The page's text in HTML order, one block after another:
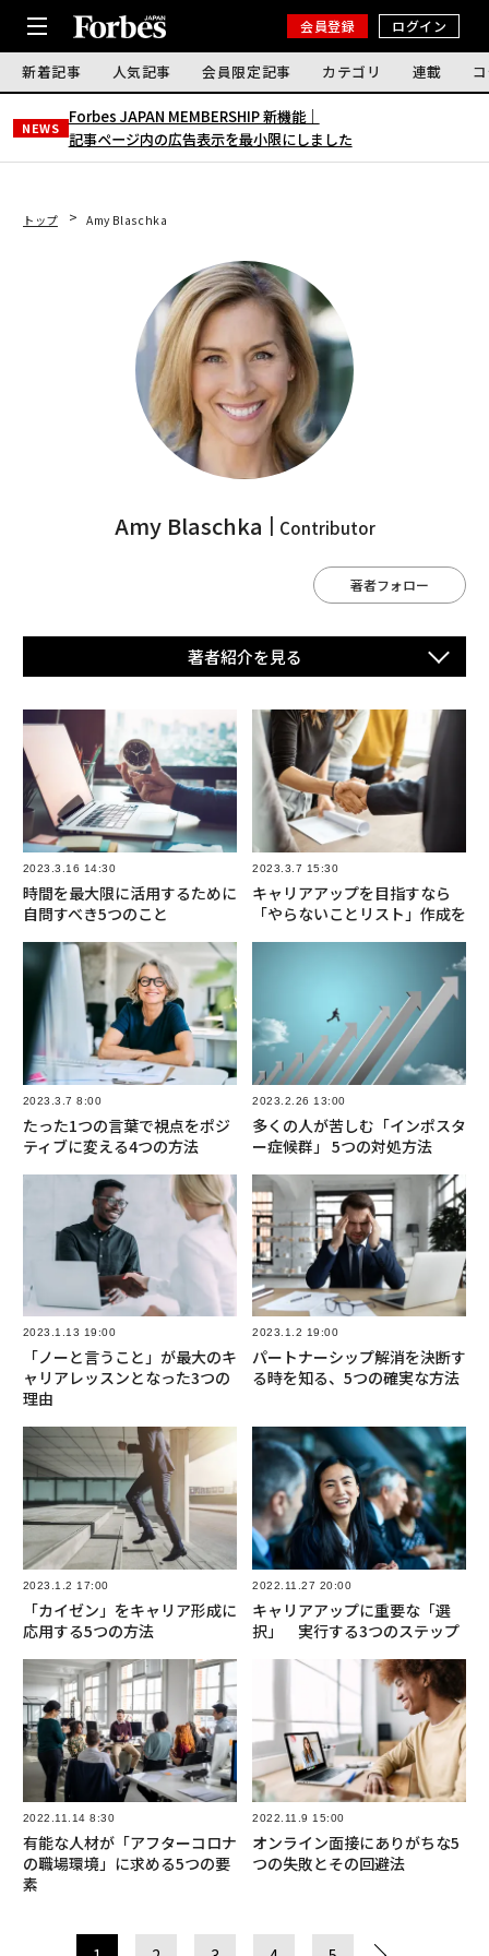
会員登録 ログイン
新着記事 人気記事 会員限定記事 カテゴリ 連載
NEWS
Forbes JAPAN MEMBERSHIP 新機能｜
記事ページ内の広告表示を最小限にしました
トップ Amy Blaschka
Amy Blaschka Contributor
著者フォロー
著者紹介を⾒る
2023.3.16 14:30
時間を最大限に活用するために
自問すべき5つのこと
2023.3.7 15:30
キャリアアップを目指すなら
「やらないことリスト」作成を
2023.3.7 8:00
たった1つの言葉で視点をポジ
ティブに変える4つの方法
2023.2.26 13:00
多くの人が苦しむ「インポスタ
ー症候群」 5つの対処方法
2023.1.13 19:00
「ノーと言うこと」が最大のキ
ャリアレッスンとなった3つの
理由
2023.1.2 19:00
パートナーシップ解消を決断す
る時を知る、5つの確実な方法
2023.1.2 17:00
「カイゼン」をキャリア形成に
応用する5つの方法
2022.11.27 20:00
キャリアアップに重要な「選
択」 実行する3つのステップ
2022.11.14 8:30
有能な人材が「アフターコロナ
の職場環境」に求める5つの要
素
2022.11.9 15:00
オンライン面接にありがちな5
つの失敗とその回避法